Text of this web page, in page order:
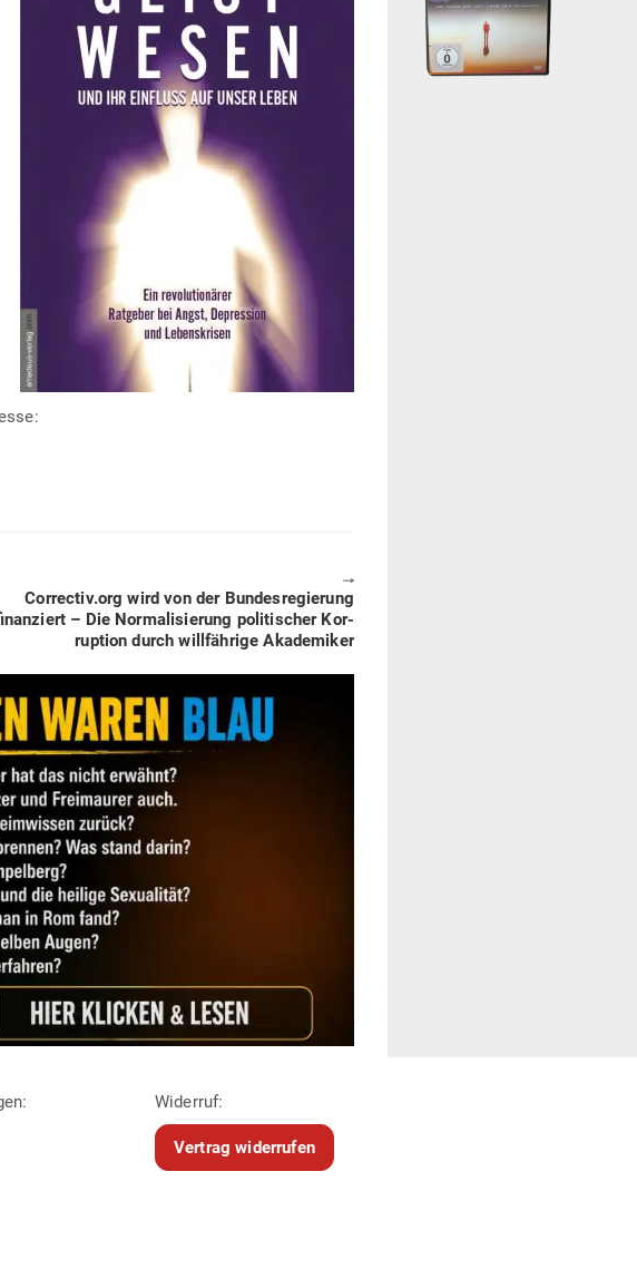
🠖
Next
post:
Correctiv.org wird von der Bun­des­re­gierung
– Die Nor­ma­li­sierung poli­ti­scher Kor­
ruption durch will­fährige Akademiker
Widerruf:
Vertrag widerrufen